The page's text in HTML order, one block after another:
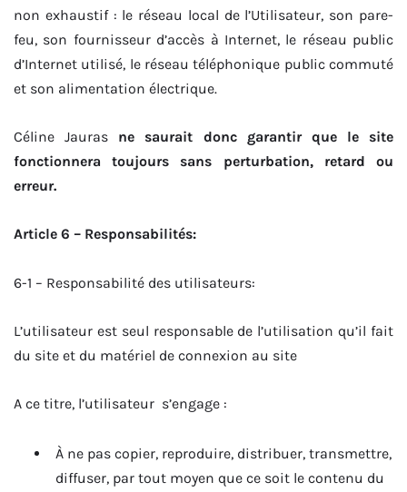
non exhaustif : le réseau local de l’Utilisateur, son pare-
feu, son fournisseur d’accès à Internet, le réseau public
d’Internet utilisé, le réseau téléphonique public commuté
et son alimentation électrique.
Céline Jauras ne saurait donc garantir que le site
fonctionnera toujours sans perturbation, retard ou
erreur.
Article 6 – Responsabilités:
6-1 – Responsabilité des utilisateurs:
L’utilisateur est seul responsable de l’utilisation qu’il fait
du site et du matériel de connexion au site
A ce titre, l’utilisateur s’engage :
À ne pas copier, reproduire, distribuer, transmettre,
diffuser, par tout moyen que ce soit le contenu du